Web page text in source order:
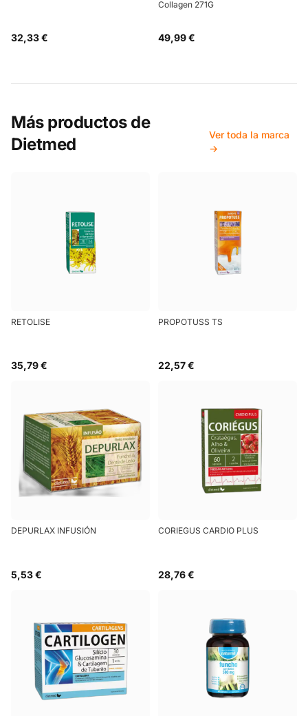
32,33 €
Collagen 271G
49,99 €
Más productos de
Dietmed
Ver toda la marca
→
RETOLISE
35,79 €
PROPOTUSS TS
22,57 €
DEPURLAX INFUSIÓN
5,53 €
CORIEGUS CARDIO PLUS
28,76 €